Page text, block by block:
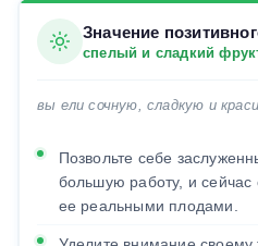
Значение
спелый и сладкий
вы ели сочную, сладкую и
Позвольте себе
большую работу, и
ее реальными плодами.